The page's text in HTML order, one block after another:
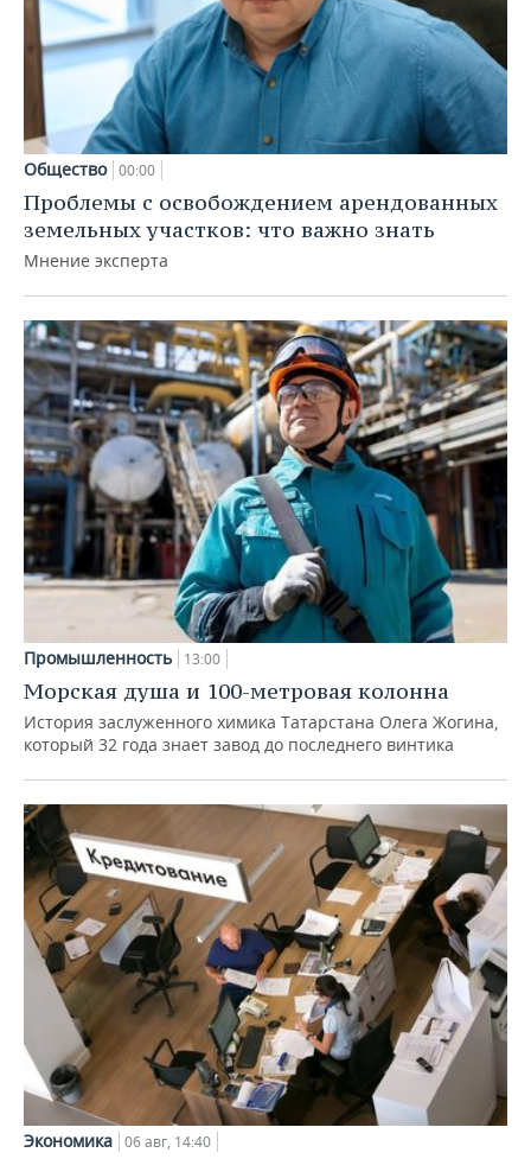
Общество 00:00
Проблемы с освобождением арендованных
земельных участков: что важно знать
Мнение эксперта
Промышленность 13:00
Морская душа и 100-метровая колонна
История заслуженного химика Татарстана Олега Жогина,
который 32 года знает завод до последнего винтика
Экономика 06 авг, 14:40